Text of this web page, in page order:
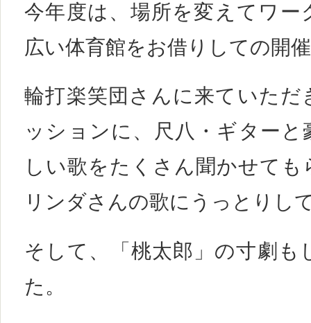
今年度は、場所を変えてワー
広い体育館をお借りしての開
輪打楽笑団さんに来ていただ
ッションに、尺八・ギターと
しい歌をたくさん聞かせて
リンダさんの歌にうっとりし
そして、「桃太郎」の寸劇も
た。